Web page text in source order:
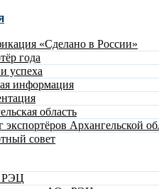
«Сделано в России»
года
успеха
информация
область
экспортёров Архангельской
совет
РЭЦ